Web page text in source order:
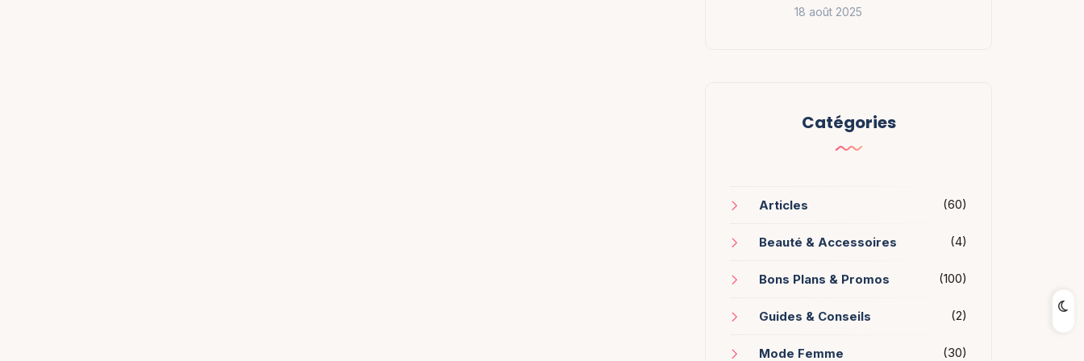
18 août 2025
Catégories
Articles (60)
Beauté & Accessoires (4)
Bons Plans & Promos (100)
Guides & Conseils (2)
Mode Femme (30)